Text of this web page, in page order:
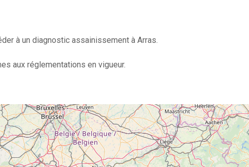
à un diagnostic assainissement à Arras.
aux réglementations en vigueur.